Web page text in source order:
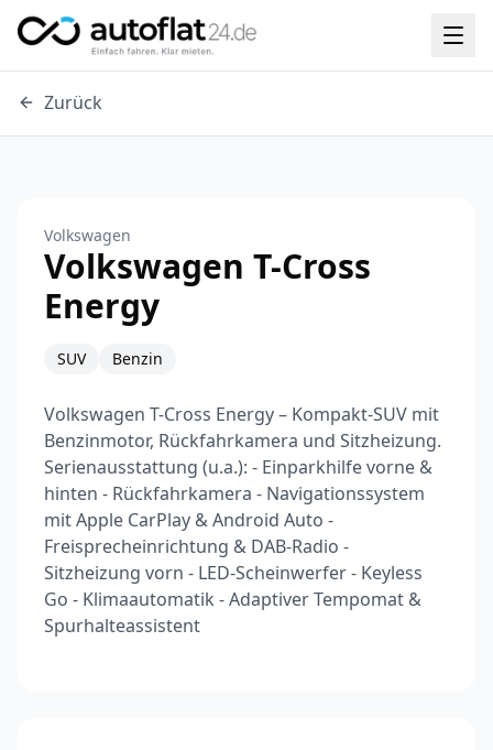
Zurück
Volkswagen
Volkswagen T-Cross
Energy
SUV Benzin
Volkswagen T-Cross Energy – Kompakt-SUV mit
Benzinmotor, Rückfahrkamera und Sitzheizung.
Serienausstattung (u.a.): - Einparkhilfe vorne &
hinten - Rückfahrkamera - Navigationssystem
mit Apple CarPlay & Android Auto -
Freisprecheinrichtung & DAB-Radio -
Sitzheizung vorn - LED-Scheinwerfer - Keyless
Go - Klimaautomatik - Adaptiver Tempomat &
Spurhalteassistent